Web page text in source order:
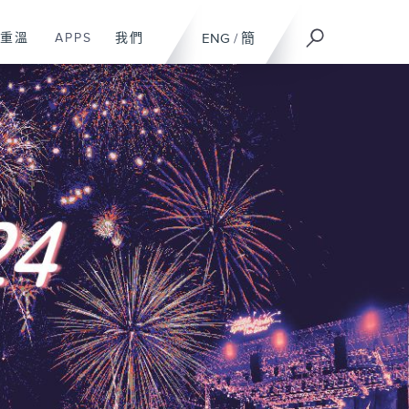
ENG / 簡
重溫 APPS 我們